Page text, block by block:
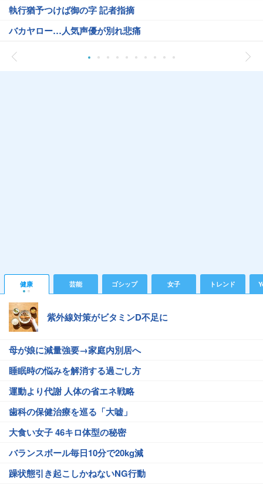
執行猶予つけば御の字 記者指摘
バカヤロー…人気声優が別れ悲痛
健康 芸能 ゴシップ 女子 トレンド
紫外線対策がビタミンD不足に
母が娘に減量強要→家庭内別居へ
睡眠時の悩みを解消する過ごし方
運動より代謝 人体の省エネ戦略
歯科の保健治療を巡る「大嘘」
大食い女子 46キロ体型の秘密
バランスボール毎日10分で20kg減
躁状態引き起こしかねないNG行動